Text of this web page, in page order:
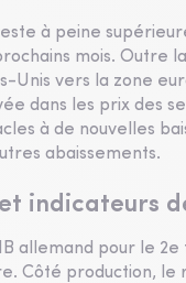
à peine
mois. Outre
Unis vers la zone
dans les prix des
à de nouvelles
abaissements.
indicateurs
allemand pour le
Côté production,